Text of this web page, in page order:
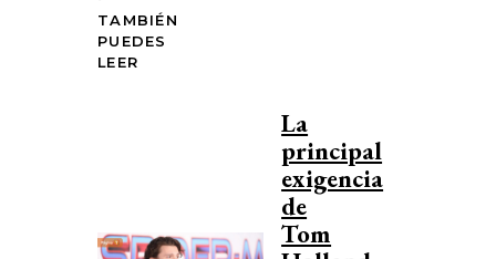
TAMBIÉN
PUEDES
LEER
La
principal
exigencia
de
Tom